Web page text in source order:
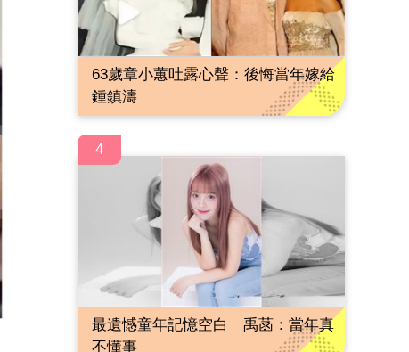
63歲章小蕙吐露心聲：後悔當年嫁給
鍾鎮濤
4
最遺憾童年記憶空白 禹菡：當年真
不懂事